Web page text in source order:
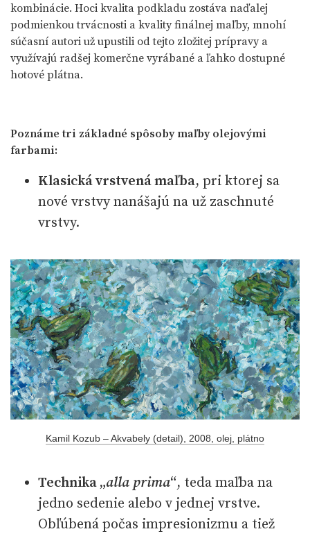
kombinácie. Hoci kvalita podkladu zostáva naďalej
podmienkou trvácnosti a kvality finálnej maľby, mnohí
súčasní autori už upustili od tejto zložitej prípravy a
využívajú radšej komerčne vyrábané a ľahko dostupné
hotové plátna.
Poznáme tri základné spôsoby maľby olejovými
farbami:
Klasická vrstvená maľba, pri ktorej sa
nové vrstvy nanášajú na už zaschnuté
vrstvy.
Kamil Kozub – Akvabely (detail), 2008, olej, plátno
Technika „alla prima“, teda maľba na
jedno sedenie alebo v jednej vrstve.
Obľúbená počas impresionizmu a tiež